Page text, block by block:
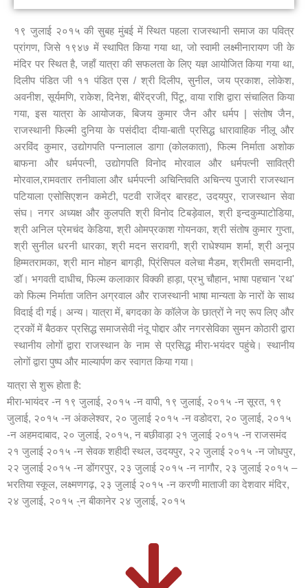
१९ जुलाई २०१५ की सुबह मुंबई में स्थित पहला राजस्थानी समाज का पवित्र
प्रांगण, जिसे १९४७ में स्थापित किया गया था, जो स्वामी लक्ष्मीनारायण जी के
मंदिर पर स्थित है, जहाँ यात्रा की सफलता के लिए यज्ञ आयोजित किया गया था,
दिलीप पंडित जी ११ पंडित एस / श्री दिलीप, सुनील, जय प्रकाश, लोकेश,
अवनीश, सूर्यमणि, राकेश, दिनेश, बीरेंद्रजी, पिंटू, वाया राशि द्वारा संचालित किया
गया, इस यात्रा के आयोजक, बिजय कुमार जैन और धर्मप | संतोष जैन,
राजस्थानी फिल्मी दुनिया के पसंदीदा दीया-बाती प्रसिद्ध धारावाहिक नीलू और
अरविंद कुमार, उद्योगपति पन्नालाल डागा (कोलकाता), फिल्म निर्माता अशोक
बाफना और धर्मपत्नी, उद्योगपति विनोद मोरवाल और धर्मपत्नी सावित्री
मोरवाल,रामवतार तनीवाला और धर्मपत्नी अचिन्तिवति अचिन्त्य पुजारी राजस्थान
पटियाला एसोसिएशन कमेटी, पटवी राजेंद्र बारहट, उदयपुर, राजस्थान सेवा
संघ। नगर अध्यक्ष और कुलपति श्री विनोद टिबड़ेवाल, श्री इन्दकुम्पाटोडिया,
श्री अनिल प्रेमचंद केडिया, श्री ओमप्रकाश गोयनका, श्री संतोष कुमार गुप्ता,
श्री सुनील धरनी धारका, श्री मदन सरावगी, श्री राधेश्याम शर्मा, श्री अनूप
हिम्मतरामका, श्री मान मोहन बागड़ी, प्रिंसिपल वलेचा मैडम, श्रीमती समदानी,
डॉ। भगवती दाधीच, फिल्म कलाकार विक्की हाड़ा, प्रभु चौहान, भाषा पहचान 'रथ'
को फिल्म निर्माता जतिन अग्रवाल और राजस्थानी भाषा मान्यता के नारों के साथ
विदाई दी गई। अन्य। यात्रा में, बगदका के कॉलेज के छात्रों ने नए रूप लिए और
ट्रकों में बैठकर प्रसिद्ध समाजसेवी नंदू पोद्दार और नगरसेविका सुमन कोठारी द्वारा
स्थानीय लोगों द्वारा राजस्थान के नाम से प्रसिद्ध मीरा-भयंदर पहुंचे। स्थानीय
लोगों द्वारा पुष्प और माल्यार्पण कर स्वागत किया गया।
यात्रा से शुरू होता है:
मीरा-भायंदर -न १९ जुलाई, २०१५ -न वापी, १९ जुलाई, २०१५ -न सूरत, १९
जुलाई, २०१५ -न अंकलेश्वर, २० जुलाई २०१५ -न वडोदरा, २० जुलाई, २०१५
-न अहमदाबाद, २० जुलाई, २०१५, न बछीवाड़ा २१ जुलाई २०१५ -न राजसमंद
२१ जुलाई २०१५ -न सेवक शहीदी स्थल, उदयपुर, २२ जुलाई २०१५ -न जोधपुर,
२२ जुलाई २०१५ -न डोंगरपुर, २३ जुलाई २०१५ -न नागौर, २३ जुलाई २०१५ –
भरतिया स्कूल, लक्ष्मणगढ़, २३ जुलाई २०१५ -न करणी माताजी का देशवार मंदिर,
२४ जुलाई, २०१५ -्न बीकानेर २४ जुलाई, २०१५